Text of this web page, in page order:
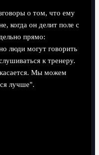
о том, что ему
когда он делит поле с
прямо:
люди могут говорить
к тренеру.
Мы можем
лучше".